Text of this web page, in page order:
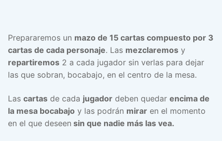
Prepararemos un mazo de 15 cartas compuesto por 3
cartas de cada personaje. Las mezclaremos y
repartiremos 2 a cada jugador sin verlas para dejar
las que sobran, bocabajo, en el centro de la mesa.
Las cartas de cada jugador deben quedar encima de
la mesa bocabajo y las podrán mirar en el momento
en el que deseen sin que nadie más las vea.